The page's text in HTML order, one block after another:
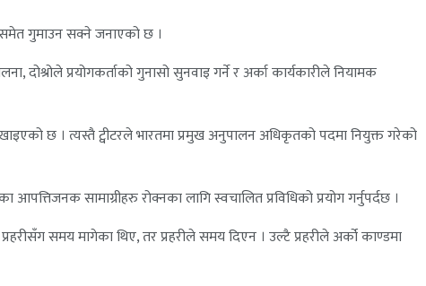
समेत गुमाउन सक्ने जनाएको छ ।
प्रयोगकर्ताको गुनासो सुनवाइ गर्ने र अर्का कार्यकारीले नियामक
छ । त्यस्तै ट्वीटरले भारतमा प्रमुख अनुपालन अधिकृतको पदमा नियुक्त गरेको
सामाग्रीहरु रोक्नका लागि स्वचालित प्रविधिको प्रयोग गर्नुपर्दछ ।
समय मागेका थिए, तर प्रहरीले समय दिएन । उल्टै प्रहरीले अर्को काण्डमा